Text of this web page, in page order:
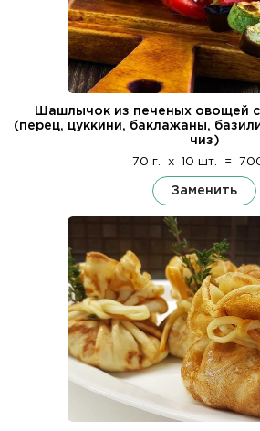
Шашлычок из печеных овощей
(перец, цуккини, баклажаны,
чиз)
70 г. x 10 шт. =
Заменить